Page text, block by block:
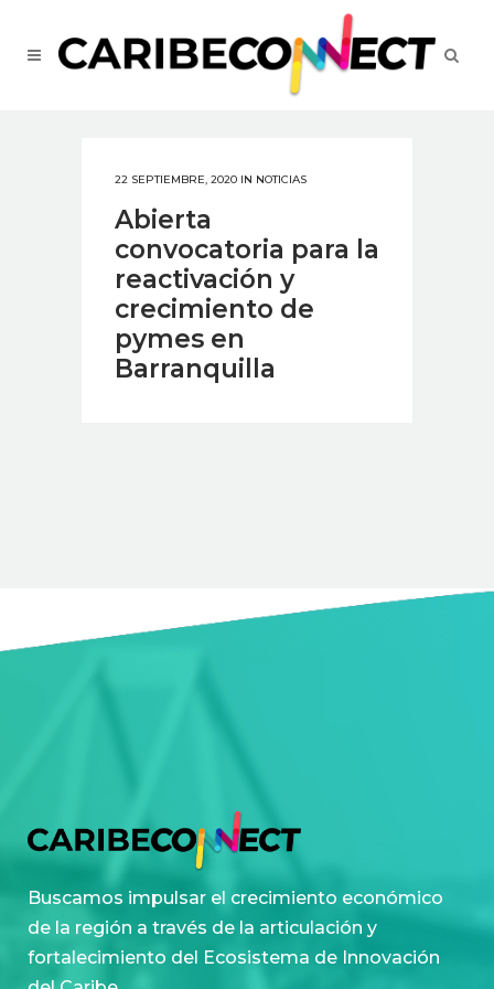
22 SEPTIEMBRE, 2020 IN NOTICIAS
Abierta
convocatoria para la
reactivación y
crecimiento de
pymes en
Barranquilla
Buscamos impulsar el crecimiento económico
de la región a través de la articulación y
fortalecimiento del Ecosistema de Innovación